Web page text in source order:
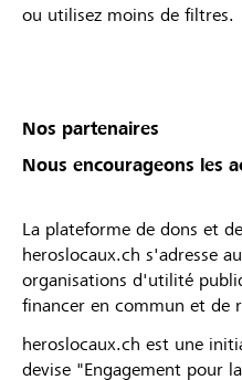
ou utilisez moins de filtres.
Nos partenaires
Nous encourageons les
La plateforme de dons et
heroslocaux.ch s'adresse
organisations d'utilité
financer en commun et de
heroslocaux.ch est une
devise "Engagement pour